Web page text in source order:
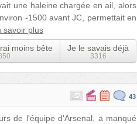
une haleine chargée en ail, alors
-1500 avant JC, permettait en
savoir plus
moins bête
Je le savais déjà
3316
43
de l'équipe d'Arsenal, a manqué